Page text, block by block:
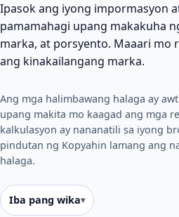
Ipasok ang iyong impormasyon
pamamahagi upang makakuha
marka, at porsyento. Maaari mo
ang kinakailangang marka.
Ang mga halimbawang halaga ay
upang makita mo kaagad ang mga
kalkulasyon ay nananatili sa iyong
pindutan ng Kopyahin lamang ang
halaga.
Iba pang wika